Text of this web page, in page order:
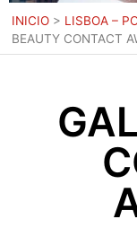
INICIO > LISBOA –
BEAUTY CONTACT